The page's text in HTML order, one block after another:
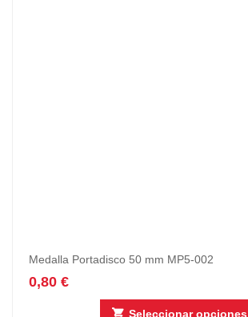
Medalla Portadisco 50 mm MP5-002
0,80 €
Seleccionar opciones